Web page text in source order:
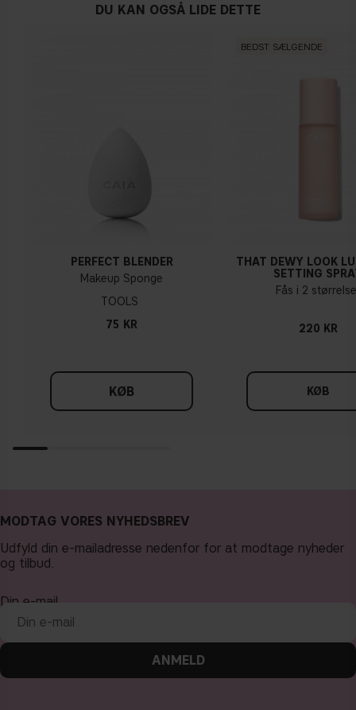
DU KAN OGSÅ LIDE DETTE
PERFECT BLENDER
Makeup Sponge
TOOLS
75 KR
KØB
BEDST SÆLGENDE
THAT DEWY LOOK
SETTING
Fås i 2
220 KR
KØB
MODTAG VORES NYHEDSBREV
Udfyld din e-mailadresse nedenfor for at modtage nyheder
og tilbud.
Din e-mail
ANMELD